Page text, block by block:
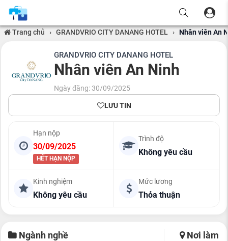
Trang chủ › GRANDVRIO CITY DANANG HOTEL › Nhân viên An
GRANDVRIO CITY DANANG HOTEL
Nhân viên An Ninh
Ngày đăng: 30/09/2025
LƯU TIN
Hạn nộp
30/09/2025
HẾT HẠN NỘP
Trình độ
Không yêu cầu
Kinh nghiệm
Không yêu cầu
Mức lương
Thỏa thuận
Ngành nghề Nơi làm